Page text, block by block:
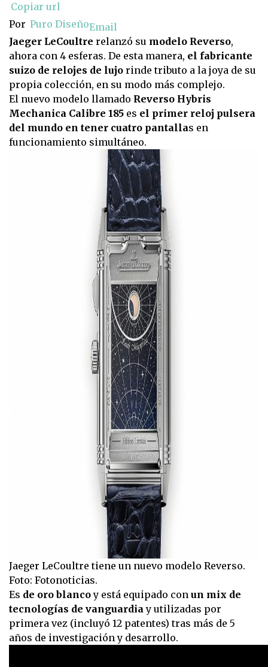
Copiar url
Por Puro DiseñoEmail
Jaeger LeCoultre relanzó su modelo Reverso,
ahora con 4 esferas. De esta manera, el fabricante
suizo de relojes de lujo rinde tributo a la joya de su
propia colección, en su modo más complejo.
El nuevo modelo llamado Reverso Hybris
Mechanica Calibre 185 es el primer reloj pulsera
del mundo en tener cuatro pantallas en
funcionamiento simultáneo.
Jaeger LeCoultre tiene un nuevo modelo Reverso.
Foto: Fotonoticias.
Es de oro blancoy está equipado con un mix de
tecnologías de vanguardiay utilizadas por
primera vez (incluyó 12 patentes) tras más de 5
años de investigación y desarrollo.